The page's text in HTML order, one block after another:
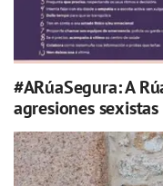
#ARúaSegura: A
agresiones sexistas